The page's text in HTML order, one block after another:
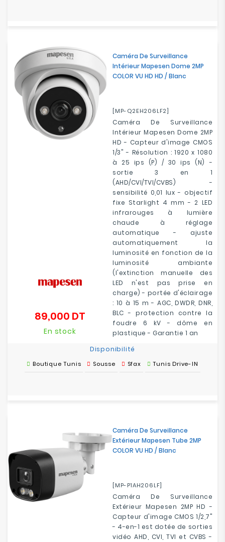
Caméra De Surveillance
Intérieur Mapesen Dome 2MP
COLOR VU HD HD / Blanc
[MP-Q2EH206LF2]
Caméra De Surveillance
Intérieur Mapesen Dome 2MP
HD - Capteur d'image CMOS
1/3" - Résolution : 1920 x 1080
à 25 ips (P) / 30 ips (N) -
sortie 3 en 1
(AHD/CVI/TVI/CVBS) -
sensibilité 0,01 lux - objectif
fixe Starlight 4 mm - 2 LED
infrarouges à lumière
chaude à réglage
automatique - ajuste
automatiquement la
luminosité en fonction de la
luminosité ambiante
(l'extinction manuelle des
LED n'est pas prise en
charge) - portée d'éclairage
: 10 à 15 m - AGC, DWDR, DNR,
BLC - protection contre la
foudre 6 kV - dôme en
plastique - Garantie 1 an
89,000 DT
En stock
Disponibilité
Boutique Tunis Sousse Sfax Tunis Drive-IN
Caméra De Surveillance
Extérieur Mapesen Tube 2MP
COLOR VU HD / Blanc
[MP-P1AH206LF]
Caméra De Surveillance
Extérieur Mapesen 2MP HD -
Capteur d'image CMOS 1/2,7"
- 4-en-1 est dotée de sorties
vidéo AHD, CVI, TVI et CVBS -